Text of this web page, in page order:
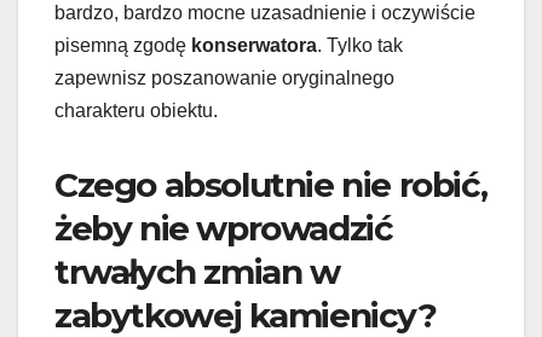
bardzo, bardzo mocne uzasadnienie i oczywiście
pisemną zgodę konserwatora. Tylko tak
zapewnisz poszanowanie oryginalnego
charakteru obiektu.
Czego absolutnie nie robić,
żeby nie wprowadzić
trwałych zmian w
zabytkowej kamienicy?